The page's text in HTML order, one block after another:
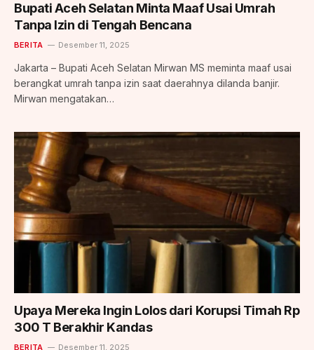
Bupati Aceh Selatan Minta Maaf Usai Umrah
Tanpa Izin di Tengah Bencana
BERITA Desember 11, 2025
Jakarta – Bupati Aceh Selatan Mirwan MS meminta maaf usai
berangkat umrah tanpa izin saat daerahnya dilanda banjir.
Mirwan mengatakan…
Upaya Mereka Ingin Lolos dari Korupsi Timah Rp
300 T Berakhir Kandas
BERITA Desember 11, 2025